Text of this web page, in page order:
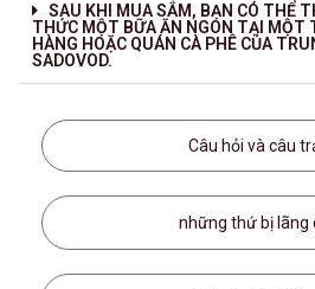
SAU KHI MUA SẮM, BẠN CÓ THỂ
THỨC MỘT BỮA ĂN NGON TẠI MỘT
HÀNG HOẶC QUÁN CÀ PHÊ CỦA
SADOVOD.
Câu hỏi và câu
những thứ bị lãng